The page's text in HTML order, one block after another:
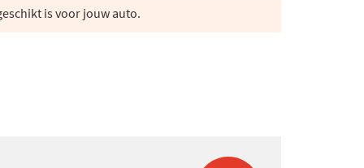
is voor jouw auto.